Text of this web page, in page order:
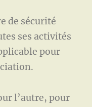
de sécurité
ses activités
pour
l’autre, pour